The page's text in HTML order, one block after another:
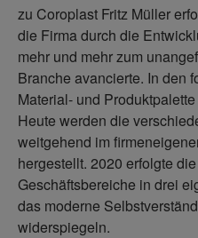
zu Coroplast Fritz Müller
die Firma durch die
mehr und mehr zum
Branche avancierte. In den
Material- und
Heute werden die
weitgehend im
hergestellt. 2020 erfolgte
Geschäftsbereiche in drei
das moderne
widerspiegeln.